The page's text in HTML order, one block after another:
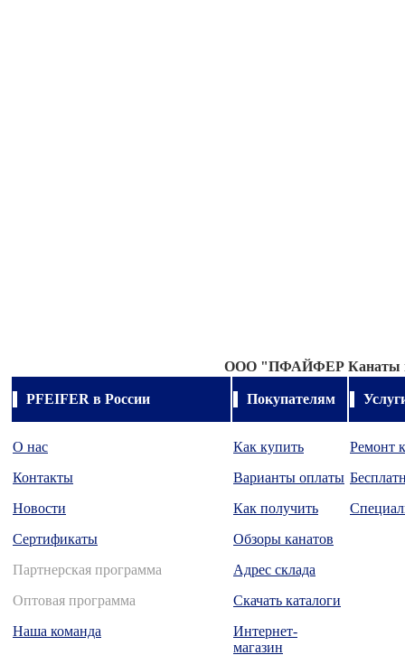
OOO "ПФАЙФЕР Канаты и
PFEIFER в России Покупателям
О нас
Контакты
Новости
Сертификаты
Партнерская программа
Оптовая программа
Наша команда
Как купить
Варианты оплаты
Как получить
Обзоры канатов
Адрес склада
Скачать каталоги
Интернет-
магазин
Ремонт